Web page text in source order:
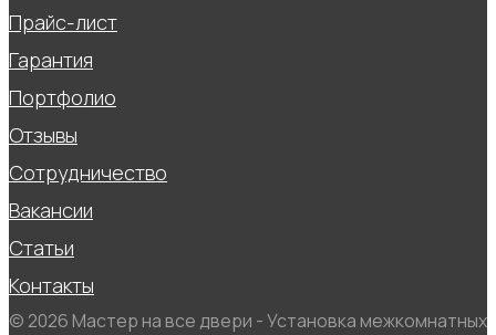
Прайс-лист
Гарантия
Портфолио
Отзывы
Сотрудничество
Вакансии
Статьи
Контакты
© 2026 Мастер на все двери - Установка межкомнатных